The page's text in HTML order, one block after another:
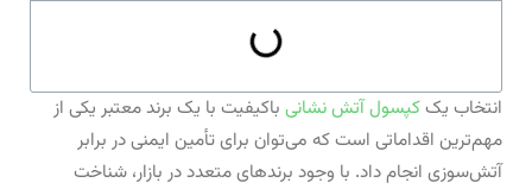
انتخاب یککپسول آتش نشانی باکیفیت با یک برند معتبر یکی از
مهم‌ترین اقداماتی است که می‌توان برای تأمین ایمنی در برابر
آتش‌سوزی انجام داد. با وجود برندهای متعدد در بازار، شناخت